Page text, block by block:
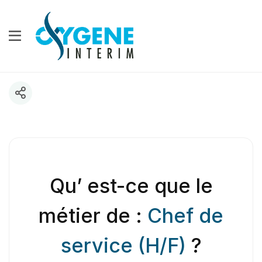
Qu’ est-ce que le
métier de : Chef de
service (H/F) ?